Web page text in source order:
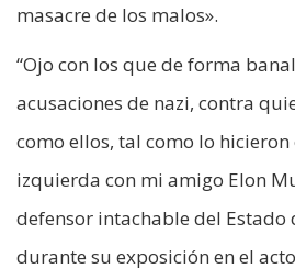
masacre de los malos».
“Ojo con los que de forma
acusaciones de nazi, contra
como ellos, tal como lo hicieron
izquierda con mi amigo Elon
defensor intachable del Estado
durante su exposición en el